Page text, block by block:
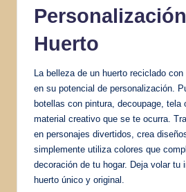
Huerto
La belleza de un huerto reciclado
en su potencial de personalización.
botellas con pintura, decoupage, tela
material creativo que se te ocurra.
en personajes divertidos, crea
simplemente utiliza colores que
decoración de tu hogar. Deja volar tu
huerto único y original.